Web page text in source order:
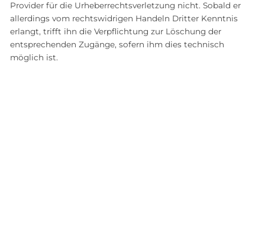
Provider für die Urheberrechtsverletzung nicht. Sobald er
allerdings vom rechtswidrigen Handeln Dritter Kenntnis
erlangt, trifft ihn die Verpflichtung zur Löschung der
entsprechenden Zugänge, sofern ihm dies technisch
möglich ist.